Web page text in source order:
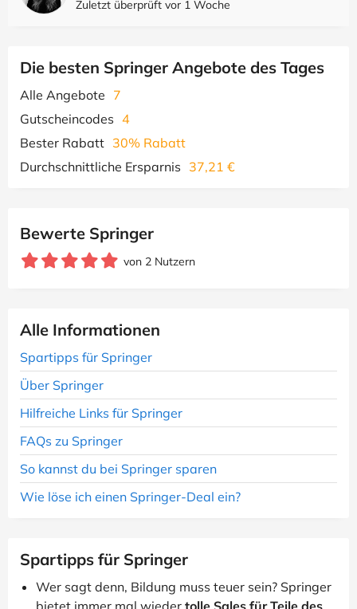
Zuletzt überprüft vor 1 Woche
Die besten Springer Angebote des Tages
Alle Angebote 7
Gutscheincodes 4
Bester Rabatt 30% Rabatt
Durchschnittliche Ersparnis 37,21 €
Bewerte Springer
von 2 Nutzern
Alle Informationen
Spartipps für Springer
Über Springer
Hilfreiche Links für Springer
FAQs zu Springer
So kannst du bei Springer sparen
Wie löse ich einen Springer-Deal ein?
Spartipps für Springer
Wer sagt denn, Bildung muss teuer sein? Springer
bietet immer mal wieder tolle Sales für Teile des